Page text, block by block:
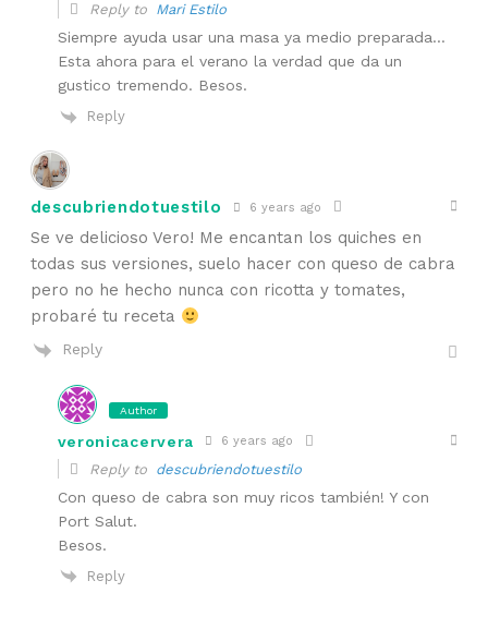
Reply to Mari Estilo
Siempre ayuda usar una masa ya medio preparada…
Esta ahora para el verano la verdad que da un
gustico tremendo. Besos.
Reply
descubriendotuestilo 6 years ago
Se ve delicioso Vero! Me encantan los quiches en
todas sus versiones, suelo hacer con queso de cabra
pero no he hecho nunca con ricotta y tomates,
probaré tu receta
Reply
Author
veronicacervera 6 years ago
Reply to descubriendotuestilo
Con queso de cabra son muy ricos también! Y con
Port Salut.
Besos.
Reply